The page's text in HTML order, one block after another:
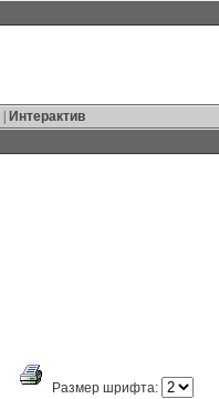
Интерактив
Размер шрифта: